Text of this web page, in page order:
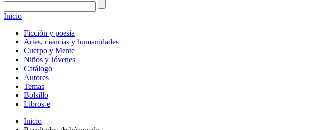
Inicio
Ficción y poesía
Artes, ciencias y humanidades
Cuerpo y Mente
Niños y Jóvenes
Catálogo
Autores
Temas
Bolsillo
Libros-e
Inicio